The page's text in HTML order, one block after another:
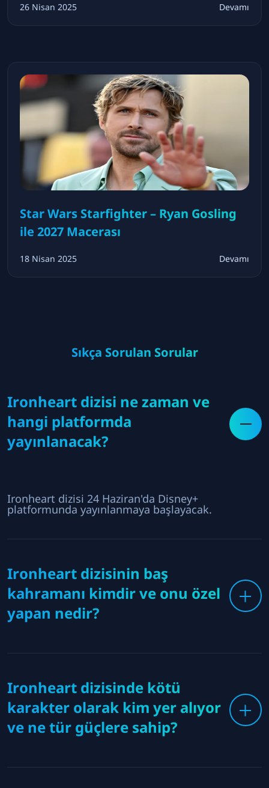
26 Nisan 2025 Devamı
Star Wars Starfighter – Ryan Gosling
ile 2027 Macerası
18 Nisan 2025 Devamı
Sıkça Sorulan Sorular
Ironheart dizisi ne zaman ve
hangi platformda
yayınlanacak?
Ironheart dizisi 24 Haziran'da Disney+
platformunda yayınlanmaya başlayacak.
Ironheart dizisinin baş
kahramanı kimdir ve onu özel
yapan nedir?
Ironheart dizisinde kötü
karakter olarak kim yer alıyor
ve ne tür güçlere sahip?